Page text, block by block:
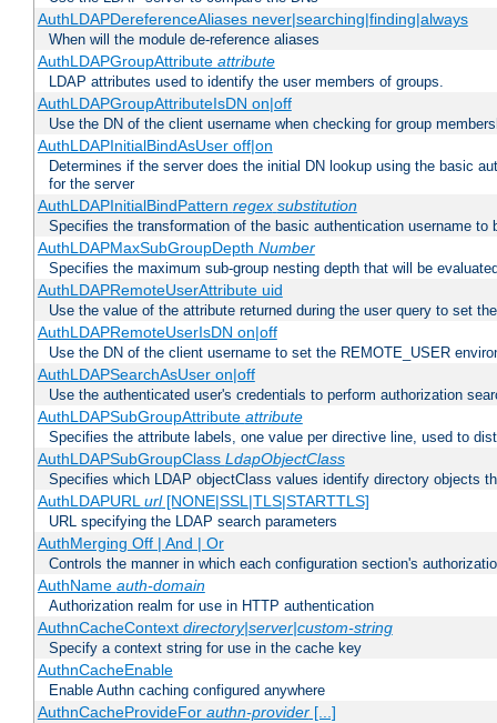
AuthLDAPDereferenceAliases never|searching|finding|always
When will the module de-reference aliases
AuthLDAPGroupAttribute attribute
LDAP attributes used to identify the user members of groups.
AuthLDAPGroupAttributeIsDN on|off
Use the DN of the client username when checking for group
AuthLDAPInitialBindAsUser off|on
Determines if the server does the initial DN lookup using the basic
for the server
AuthLDAPInitialBindPattern regex substitution
Specifies the transformation of the basic authentication username
AuthLDAPMaxSubGroupDepth Number
Specifies the maximum sub-group nesting depth that will be
AuthLDAPRemoteUserAttribute uid
Use the value of the attribute returned during the user query to set
AuthLDAPRemoteUserIsDN on|off
Use the DN of the client username to set the REMOTE_USER
AuthLDAPSearchAsUser on|off
Use the authenticated user's credentials to perform authorization
AuthLDAPSubGroupAttribute attribute
Specifies the attribute labels, one value per directive line, used to
AuthLDAPSubGroupClass LdapObjectClass
Specifies which LDAP objectClass values identify directory objects
AuthLDAPURLurl[NONE|SSL|TLS|STARTTLS]
URL specifying the LDAP search parameters
AuthMerging Off | And | Or
Controls the manner in which each configuration section's
AuthName auth-domain
Authorization realm for use in HTTP authentication
AuthnCacheContext directory|server|custom-string
Specify a context string for use in the cache key
AuthnCacheEnable
Enable Authn caching configured anywhere
AuthnCacheProvideFor authn-provider[...]